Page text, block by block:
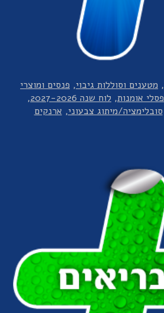
מטענים וסוללות גיבוי פנסים ומוצרי
פסלי אומנות לוח שנה 2027-2026
סובלימציה/מיתוג צבעוני ארנקים